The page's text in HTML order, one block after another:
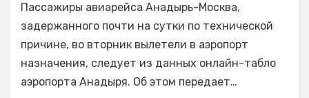
почти
суточной
задержки
самолёт
Анадырь-
Пассажиры авиарейса Анадырь-Москва,
задержанного почти на сутки по технической
причине, во вторник вылетели в аэропорт
назначения, следует из данных онлайн-табло
аэропорта Анадыря. Об этом передает…